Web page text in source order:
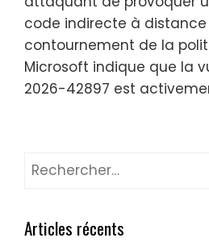
code indirecte à distance
contournement de la
Microsoft indique que la
2026-42897 est
Rechercher :
Articles récents